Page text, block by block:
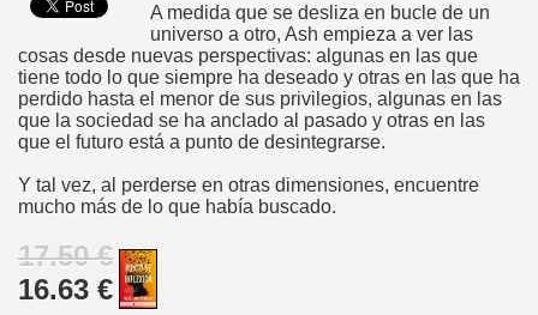
A medida que se desliza en bucle de un
universo a otro, Ash empieza a ver las
cosas desde nuevas perspectivas: algunas en las que
tiene todo lo que siempre ha deseado y otras en las que ha
perdido hasta el menor de sus privilegios, algunas en las
que la sociedad se ha anclado al pasado y otras en las
que el futuro está a punto de desintegrarse.
Y tal vez, al perderse en otras dimensiones, encuentre
mucho más de lo que había buscado.
17.50 €
16.63 €